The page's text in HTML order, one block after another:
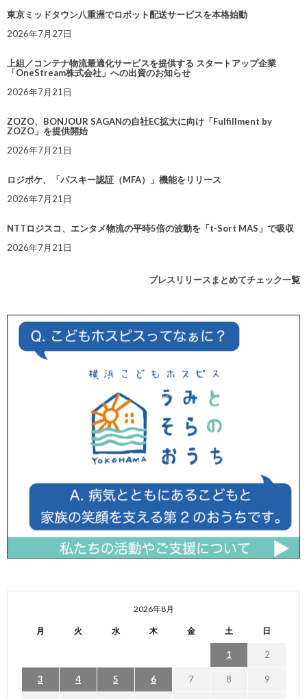
東京ミッドタウン八重洲でロボット配送サービスを本格始動
2026年7月27日
上組／コンテナ物流最適化サービスを提供する スタートアップ企業
「OneStream株式会社」への出資のお知らせ
2026年7月21日
ZOZO、BONJOUR SAGANの自社EC拡大に向け「Fulfillment by
ZOZO」を提供開始
2026年7月21日
ロジポケ、「パスキー認証（MFA）」機能をリリース
2026年7月21日
NTTロジスコ、エンタメ物流の平時5倍の波動を「t-Sort MAS」で吸収
2026年7月21日
プレスリリースまとめてチェック一覧
2026年8月
月 火 水 木 金 土 日
1 2
3 4 5 6 7 8 9